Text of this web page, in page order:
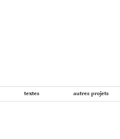
textes autres projets